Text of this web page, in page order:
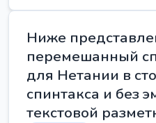
Ниже
перемешанный
для Нетании в
спинтакса и без
текстовой